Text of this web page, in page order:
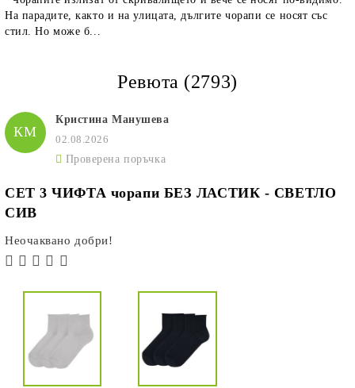
На парадите, както и на улицата, дългите чорапи се носят със
стил. Но може б...
Ревюта (2793)
КМ
Кристина Манушева
02.08.2026
Проверена поръчка
СЕТ 3 ЧИФТА чорапи БЕЗ ЛАСТИК - СВЕТЛО
СИВ
Неочаквано добри!